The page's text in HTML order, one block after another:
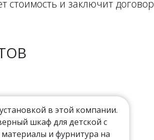
стоимость и заключит договор
в этой компании.
шкаф для детской с
и фурнитура на